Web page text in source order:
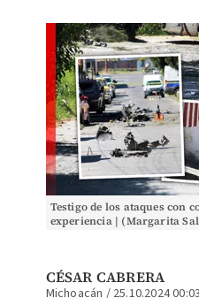
Testigo de los ataques con
experiencia | (Margarita
CÉSAR CABRERA
Michoacán / 25.10.2024